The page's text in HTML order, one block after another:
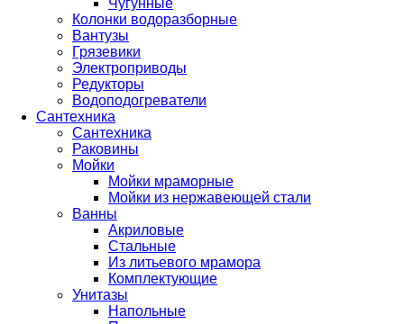
Чугунные
Колонки водоразборные
Вантузы
Грязевики
Электроприводы
Редукторы
Водоподогреватели
Сантехника
Сантехника
Раковины
Мойки
Мойки мраморные
Мойки из нержавеющей стали
Ванны
Акриловые
Стальные
Из литьевого мрамора
Комплектующие
Унитазы
Напольные